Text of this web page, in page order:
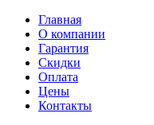
Главная
О компании
Гарантия
Скидки
Оплата
Цены
Контакты